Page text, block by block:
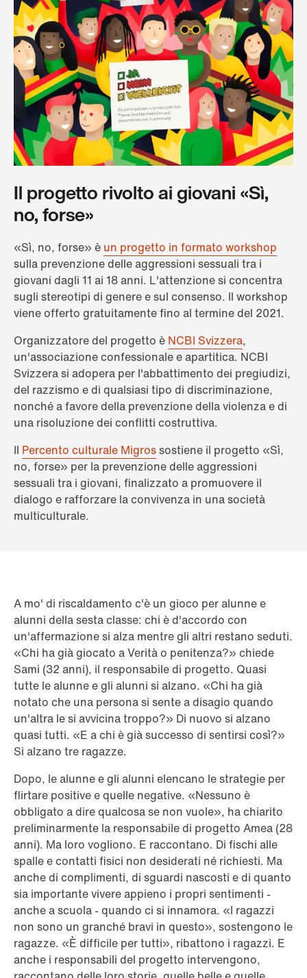
Il progetto rivolto ai giovani «Sì,
no, forse»
«Sì, no, forse» è un progetto in formato workshop
sulla prevenzione delle aggressioni sessuali tra i
giovani dagli 11 ai 18 anni. L'attenzione si concentra
sugli stereotipi di genere e sul consenso. Il workshop
viene offerto gratuitamente fino al termine del 2021.
Organizzatore del progetto è NCBI Svizzera,
un'associazione confessionale e apartitica. NCBI
Svizzera si adopera per l'abbattimento dei pregiudizi,
del razzismo e di qualsiasi tipo di discriminazione,
nonché a favore della prevenzione della violenza e di
una risoluzione dei conflitti costruttiva.
Il Percento culturale Migrossostiene il progetto «Sì,
no, forse» per la prevenzione delle aggressioni
sessuali tra i giovani, finalizzato a promuovere il
dialogo e rafforzare la convivenza in una società
multiculturale.
A mo' di riscaldamento c'è un gioco per alunne e
alunni della sesta classe: chi è d'accordo con
un'affermazione si alza mentre gli altri restano seduti.
«Chi ha già giocato a Verità o penitenza?» chiede
Sami (32 anni), il responsabile di progetto. Quasi
tutte le alunne e gli alunni si alzano. «Chi ha già
notato che una persona si sente a disagio quando
un'altra le si avvicina troppo?» Di nuovo si alzano
quasi tutti. «E a chi è già successo di sentirsi così?»
Si alzano tre ragazze.
Dopo, le alunne e gli alunni elencano le strategie per
flirtare positive e quelle negative. «Nessuno è
obbligato a dire qualcosa se non vuole», ha chiarito
preliminarmente la responsabile di progetto Amea (28
anni). Ma loro vogliono. E raccontano. Di fischi alle
spalle e contatti fisici non desiderati né richiesti. Ma
anche di complimenti, di sguardi nascosti e di quanto
sia importante vivere appieno i propri sentimenti -
anche a scuola - quando ci si innamora. «I ragazzi
non sono un granché bravi in questo», sostengono le
ragazze. «È difficile per tutti», ribattono i ragazzi. E
anche i responsabili del progetto intervengono,